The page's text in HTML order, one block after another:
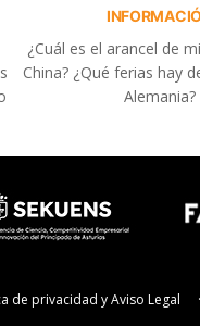
¿Cuál es el arancel de
China? ¿Qué ferias hay
Alemania?
de privacidad y Aviso Legal